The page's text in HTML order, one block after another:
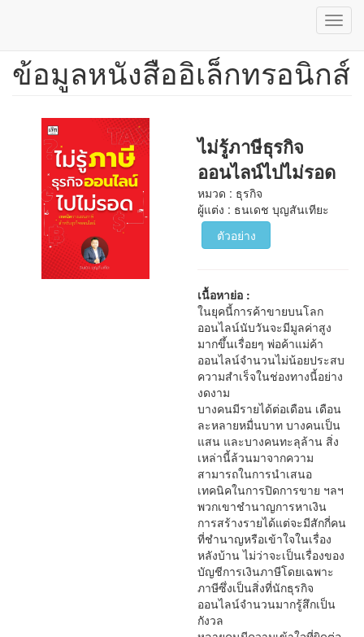
ข้าม
ข้อมูลหนังสืออิเล็กทรอนิกส์
ไม่รู้ภาษีธุรกิจ
ออนไลน์ไปไม่รอด
หมวด : ธุรกิจ
ผู้แต่ง : ธนเดช บุญสันเทียะ
ตัวอย่าง
เนื้อหาย่อ :
ในยุคนี้การค้าขายบนโลก
ออนไลน์นับวันจะมีมูลค่าสูง
มากขึ้นเรื่อยๆ พ่อค้าแม่ค้า
ออนไลน์จำนวนไม่น้อยประสบ
ความสำเร็จในช่องทางนี้อย่าง
งดงาม
บางคนมีรายได้ต่อเดือน เดือน
ละหลายหมื่นบาท บางคนเป็น
แสน และบางคนทะลุล้าน สิ่ง
เหล่านี้ล้วนมาจากความ
สามารถในการนำเสนอ
เทคนิคในการปิดการขาย ฯลฯ
พวกเขาชำนาญการหาเงิน
การสร้างรายได้แต่จะมีสักกี่คน
ที่ชำนาญหรือเข้าใจในเรื่อง
หลังบ้าน ไม่ว่าจะเป็นเรื่องของ
บัญชีการเงินภาษีโดยเฉพาะ
ภาษีซึ่งเป็นสิ่งที่นักธุรกิจ
ออนไลน์จำนวนมากรู้สึกเป็น
กังวล